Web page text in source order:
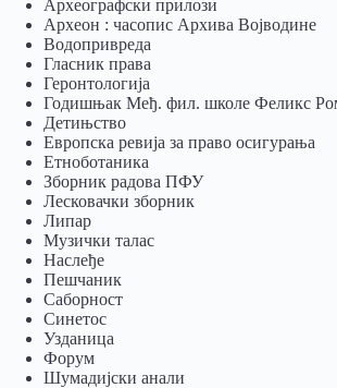
Археографски прилози
Археон : часопис Архива Војводине
Водопривреда
Гласник права
Геронтологија
Годишњак Међ. фил. школе Феликс
Детињство
Европска ревија за право осигурања
Eтноботаника
Зборник радова ПФУ
Лесковачки зборник
Липар
Музички талас
Наслеђе
Пешчаник
Саборност
Синетос
Узданица
Форум
Шумадијски анали